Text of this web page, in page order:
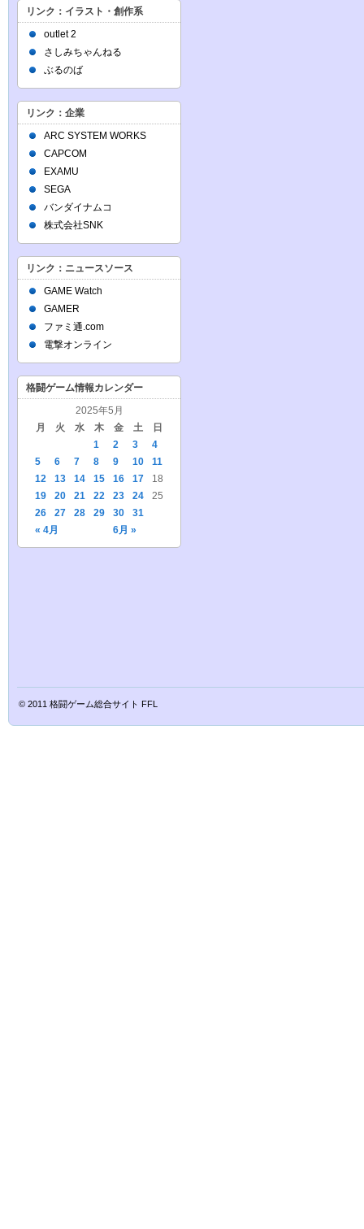
リンク：イラスト・創作系
outlet 2
さしみちゃんねる
ぶるのば
リンク：企業
ARC SYSTEM WORKS
CAPCOM
EXAMU
SEGA
バンダイナムコ
株式会社SNK
リンク：ニュースソース
GAME Watch
GAMER
ファミ通.com
電撃オンライン
格闘ゲーム情報カレンダー
2025年5月
月
火 水 木 金 土 日
« 4月 6月 »
1 2 3
4
5
6 7 8 9 10
11
12
13 14 15 16 17
18
19
20 21 22 23 24
25
26
27 28 29 30 31
© 2011 格闘ゲーム総合サイト FFL